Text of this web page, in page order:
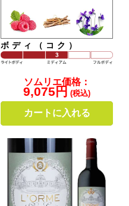
ボディ（コク）
ソムリエ価格：
9,075円 (税込)
カートに入れる